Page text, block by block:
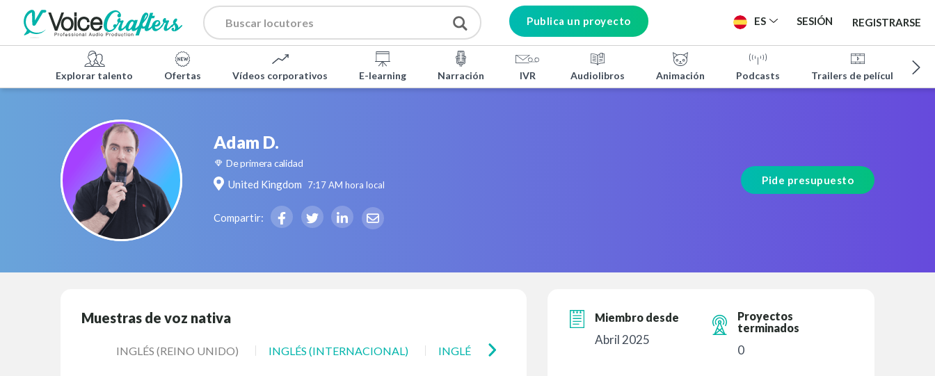
Publica un proyecto ES SESIÓN REGISTRARSE
Explorar talento Ofertas Vídeos corporativos E-learning Narración IVR Audiolibros Animación Podcasts Trailers de películas
Adam D.
De primera calidad
United Kingdom 7:17 AM hora local
Compartir:
Pide presupuesto
Muestras de voz nativa
INGLÉS (REINO UNIDO) INGLÉS (INTERNACIONAL) INGLÉS (SUDAFRICANO)
Miembro desde
Abril 2025
Proyectos
terminados
0